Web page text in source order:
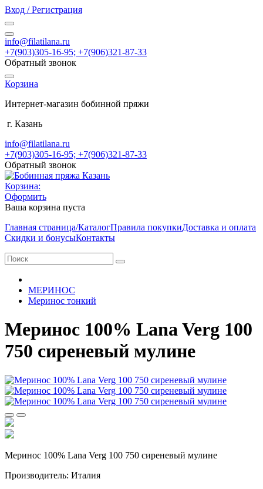
Вход / Регистрация
info@filatilana.ru
+7(903)305-16-95; +7(906)321-87-33
Обратный звонок
Корзина
Интернет-магазин бобинной пряжи
г. Казань
info@filatilana.ru
+7(903)305-16-95; +7(906)321-87-33
Обратный звонок
Корзина:
Оформить
Ваша корзина пуста
Главная страница/КаталогПравила покупкиДоставка и оплата
Скидки и бонусыКонтакты
МЕРИНОС
Меринос тонкий
Меринос 100% Lana Verg 100
750 сиреневый мулине
Меринос 100% Lana Verg 100 750 сиреневый мулине
Производитель: Италия